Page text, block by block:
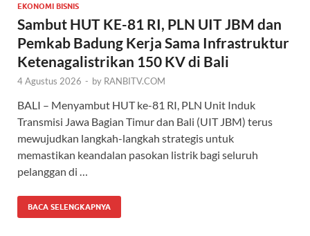
EKONOMI BISNIS
Sambut HUT KE-81 RI, PLN UIT JBM dan
Pemkab Badung Kerja Sama Infrastruktur
Ketenagalistrikan 150 KV di Bali
4 Agustus 2026 - by RANBITV.COM
BALI – Menyambut HUT ke-81 RI, PLN Unit Induk
Transmisi Jawa Bagian Timur dan Bali (UIT JBM) terus
mewujudkan langkah-langkah strategis untuk
memastikan keandalan pasokan listrik bagi seluruh
pelanggan di …
BACA SELENGKAPNYA